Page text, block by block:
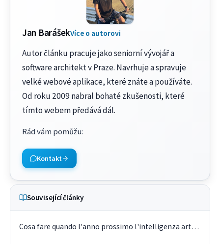
Jan BarášekVíce o autorovi
Autor článku pracuje jako seniorní vývojář a
software architekt v Praze. Navrhuje a spravuje
velké webové aplikace, které znáte a používáte.
Od roku 2009 nabral bohaté zkušenosti, které
tímto webem předává dál.
Rád vám pomůžu:
Kontakt
Související články
Cosa fare quando l'anno prossimo l'intelligenza artificiale toglierà il lavoro ai programmatori?